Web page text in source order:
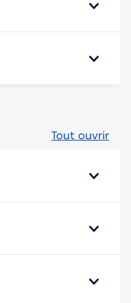
Tout ouvrir